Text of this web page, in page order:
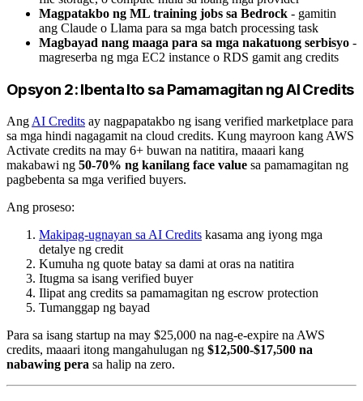
Magpatakbo ng ML training jobs sa Bedrock - gamitin
ang Claude o Llama para sa mga batch processing task
Magbayad nang maaga para sa mga nakatuong serbisyo -
magreserba ng mga EC2 instance o RDS gamit ang credits
Opsyon 2: Ibenta Ito sa Pamamagitan ng AI Credits
Ang AI Credits ay nagpapatakbo ng isang verified marketplace para
sa mga hindi nagagamit na cloud credits. Kung mayroon kang AWS
Activate credits na may 6+ buwan na natitira, maaari kang
makabawi ng 50-70% ng kanilang face value sa pamamagitan ng
pagbebenta sa mga verified buyers.
Ang proseso:
Makipag-ugnayan sa AI Credits kasama ang iyong mga
detalye ng credit
Kumuha ng quote batay sa dami at oras na natitira
Itugma sa isang verified buyer
Ilipat ang credits sa pamamagitan ng escrow protection
Tumanggap ng bayad
Para sa isang startup na may $25,000 na nag-e-expire na AWS
credits, maaari itong mangahulugan ng $12,500-$17,500 na
nabawing pera sa halip na zero.